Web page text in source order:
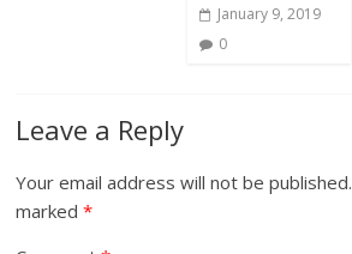
January 9, 2019
0
Leave a Reply
Your email address will not be published.
marked*